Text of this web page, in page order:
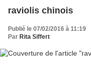
raviolis chinois
Publié le 07/02/2016 à 11:19
Par Rita Siffert